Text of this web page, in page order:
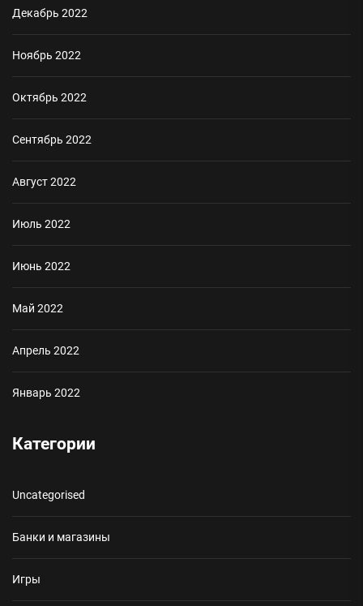
Декабрь 2022
Ноябрь 2022
Октябрь 2022
Сентябрь 2022
Август 2022
Июль 2022
Июнь 2022
Май 2022
Апрель 2022
Январь 2022
Категории
Uncategorised
Банки и магазины
Игры